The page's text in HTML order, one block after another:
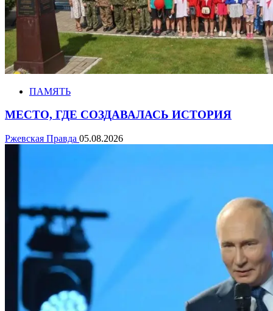
ПАМЯТЬ
МЕСТО, ГДЕ СОЗДАВАЛАСЬ ИСТОРИЯ
Ржевская Правда 05.08.2026